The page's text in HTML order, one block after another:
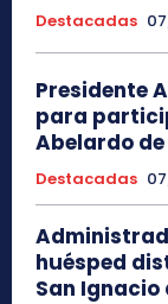
Destacadas
Presidente
para
Abelardo
Destacadas
huésped
San Ignacio